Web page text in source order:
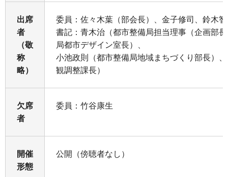
出席
者
（敬
称
略）
委員：佐々木葉（部会長）、金子修司、鈴木
書記：青木治（都市整備局担当理事（企画部
局都市デザイン室長）、
小池政則（都市整備局地域まちづくり部長）
観調整課長）
欠席
者
委員：竹谷康生
開催
形態
公開（傍聴者なし）